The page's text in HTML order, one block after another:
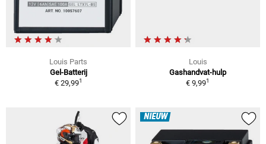
Louis Parts
Gel-Batterij
€ 29,991
Louis
Gashandvat-hulp
€ 9,991
NIEUW